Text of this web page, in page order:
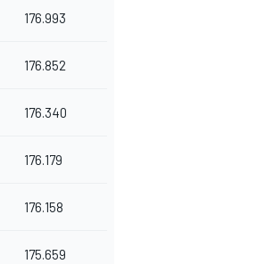
176.993
176.852
176.340
176.179
176.158
175.659